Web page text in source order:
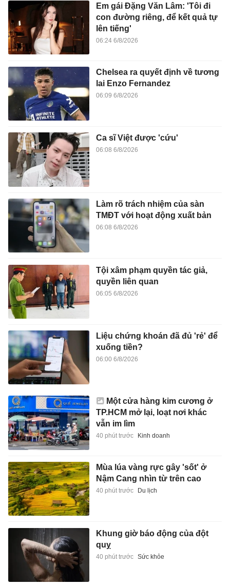
Em gái Đặng Văn Lâm: 'Tôi đi
con đường riêng, để kết quả tự
lên tiếng'
06:24 6/8/2026
Chelsea ra quyết định về tương
lai Enzo Fernandez
06:09 6/8/2026
Ca sĩ Việt được 'cứu'
06:08 6/8/2026
Làm rõ trách nhiệm của sàn
TMĐT với hoạt động xuất bản
06:08 6/8/2026
Tội xâm phạm quyền tác giả,
quyền liên quan
06:05 6/8/2026
Liệu chứng khoán đã đủ 'rẻ' để
xuống tiền?
06:00 6/8/2026
Một cửa hàng kim cương ở
TP.HCM mở lại, loạt nơi khác
vẫn im lìm
40 phút trước Kinh doanh
Mùa lúa vàng rực gây 'sốt' ở
Nậm Cang nhìn từ trên cao
40 phút trước Du lịch
Khung giờ báo động của đột
quỵ
40 phút trước Sức khỏe